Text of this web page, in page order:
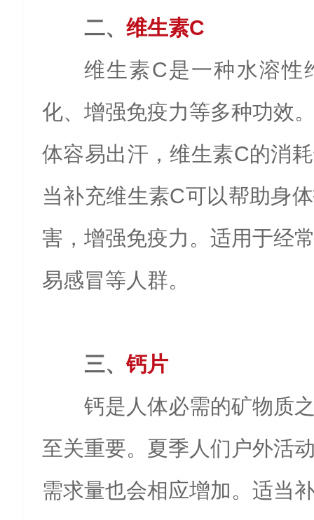
二、 维生素C
维生素C是一种水溶性
化、增强免疫力等多种功效
体容易出汗，维生素C的消
当补充维生素C可以帮助身
害，增强免疫力。适用于经
易感冒等人群。
三、钙片
钙是人体必需的矿物质
至关重要。夏季人们户外活
需求量也会相应增加。适当